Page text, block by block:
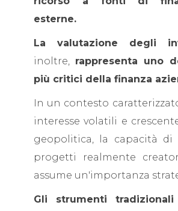
esterne.
La valutazione degli
inoltre, rappresenta uno
più critici della finanza
In un contesto
interesse volatili e
geopolitica, la capacità di
progetti realmente
assume un'importanza
Gli strumenti